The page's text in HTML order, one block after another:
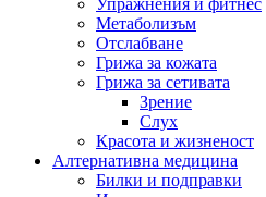
Упражнения и фитнес
Метаболизъм
Отслабване
Грижа за кожата
Грижа за сетивата
Зрение
Слух
Красота и жизненост
Алтернативна медицина
Билки и подправки